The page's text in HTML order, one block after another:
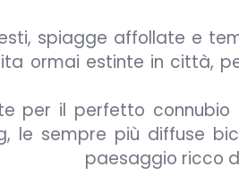
spiagge affollate e
ormai estinte in città,
per il perfetto
le sempre più diffuse
paesaggio ricco